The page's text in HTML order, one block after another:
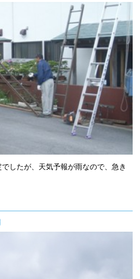
したが、天気予報が雨なので、急き